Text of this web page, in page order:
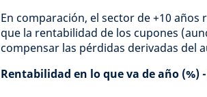
En comparación, el sector de +10
que la rentabilidad de los cupones
compensar las pérdidas derivadas del
Rentabilidad en lo que va de año (%) -